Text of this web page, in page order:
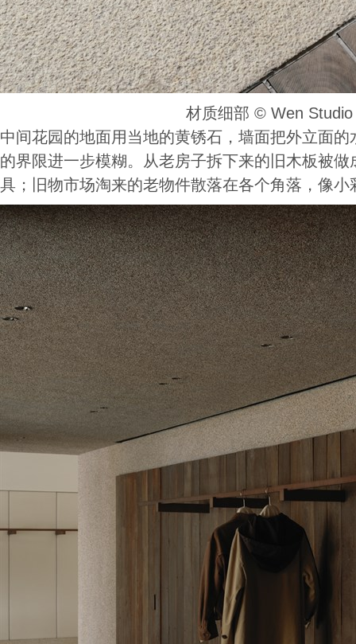
材质细部 ©️ Wen Studio
中间花园的地面用当地的黄锈石，墙面把外立面
的界限进一步模糊。从老房子拆下来的旧木板被
具；旧物市场淘来的老物件散落在各个角落，像